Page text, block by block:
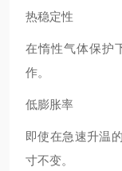
热稳定性
在惰性气体保护
作。
低膨胀率
即使在急速升温
寸不变。